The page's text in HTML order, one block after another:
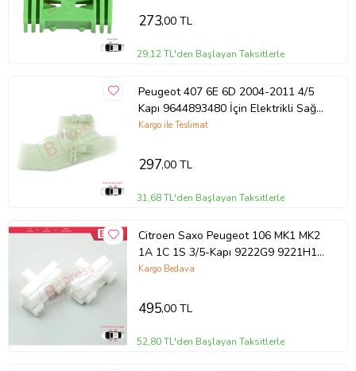
273,00 TL
29,12 TL'den Başlayan Taksitlerle
Peugeot 407 6E 6D 2004-2011 4/5
Kapı 9644893480 İçin Elektrikli Sağ
Cam Kriko Tamir Klipsi
Kargo ile Teslimat
297,00 TL
31,68 TL'den Başlayan Taksitlerle
Citroen Saxo Peugeot 106 MK1 MK2
1A 1C 1S 3/5-Kapı 9222G9 9221H1
İçin Sağ Sol Cam Kriko Tamir Klipsi
Kargo Bedava
495,00 TL
52,80 TL'den Başlayan Taksitlerle